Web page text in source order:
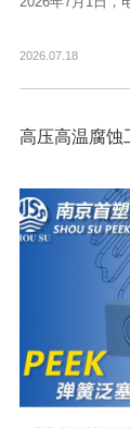
2026.07.18
高压高温腐